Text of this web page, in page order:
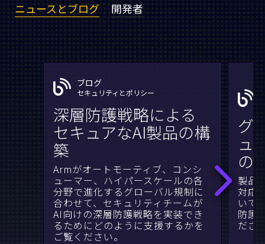
ニュースとブログ 開発者
ブログ
セキュリティとポリシー
深層防護戦略による
セキュアなAI製品の構
築
Armがオートモーティブ、コンシ
ューマー、ハイパースケールの各
分野で進化するグローバル規制に
合わせて、セキュリティチームが
AI向けの深層防護戦略を実装でき
るためにどのように支援するかを
ご覧ください。
グ
ュ
の
製品
対応
いて
防護
ださ